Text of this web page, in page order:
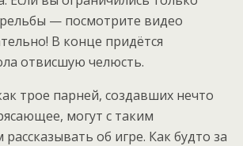
— посмотрите видео
В конце придётся
отвисшую челюсть.
трое парней, создавших нечто
могут с таким
об игре. Как будто за